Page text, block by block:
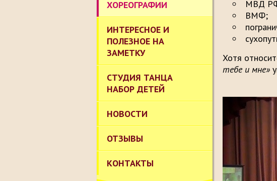
ХОРЕОГРАФИИ
ИНТЕРЕСНОЕ И
ПОЛЕЗНОЕ НА
ЗАМЕТКУ
СТУДИЯ ТАНЦА
НАБОР ДЕТЕЙ
НОВОСТИ
ОТЗЫВЫ
КОНТАКТЫ
МВД
ВМФ;
Хотя
тебе и мне»